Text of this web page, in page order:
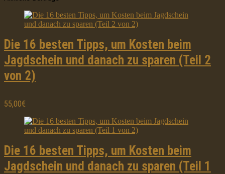
Die 16 besten Tipps, um Kosten beim
Jagdschein und danach zu sparen (Teil 2
von 2)
55,00€
Die 16 besten Tipps, um Kosten beim
Jagdschein und danach zu sparen (Teil 1